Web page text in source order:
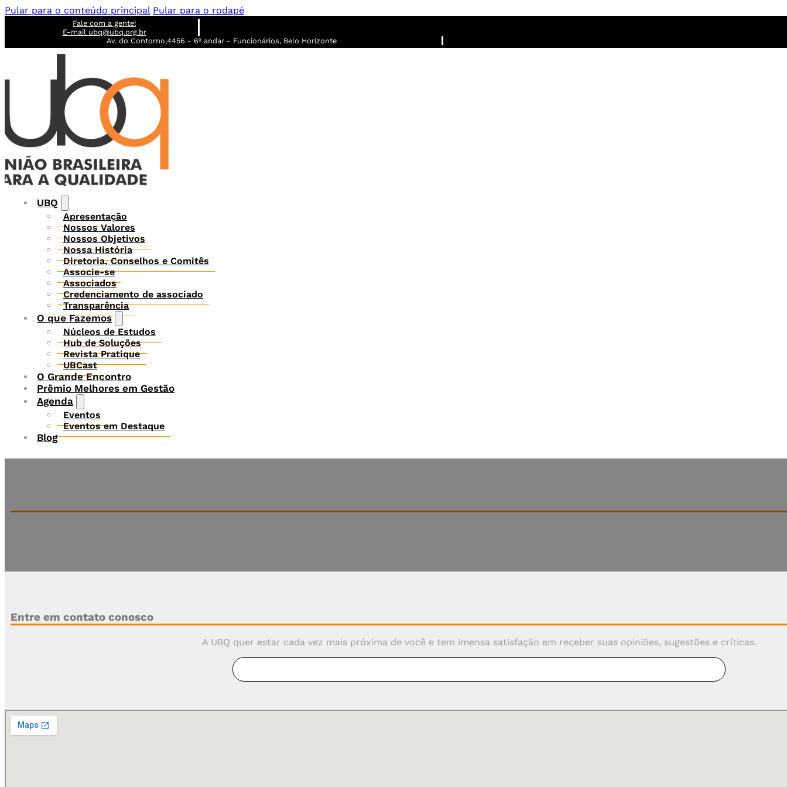
Pular para o conteúdo principal Pular para o rodapé
Fale com a gente!
E-mail ubq@ubq.org.br
Av. do Contorno,4456 - 6º andar - Funcionários, Belo Horizonte
UBQ
Apresentação
Nossos Valores
Nossos Objetivos
Nossa História
Diretoria, Conselhos e Comitês
Associe-se
Associados
Credenciamento de associado
Transparência
O que Fazemos
Núcleos de Estudos
Hub de Soluções
Revista Pratique
UBCast
O Grande Encontro
Prêmio Melhores em Gestão
Agenda
Eventos
Eventos em Destaque
Blog
Entre em contato conosco
A UBQ quer estar cada vez mais próxima de você e tem imensa satisfação em receber suas opiniões, sugestões e críticas.